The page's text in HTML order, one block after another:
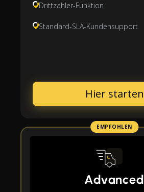
Drittzahler-Funktion
Standard-SLA-Kundensupport
Hier starten
EMPFOHLEN
Advanced